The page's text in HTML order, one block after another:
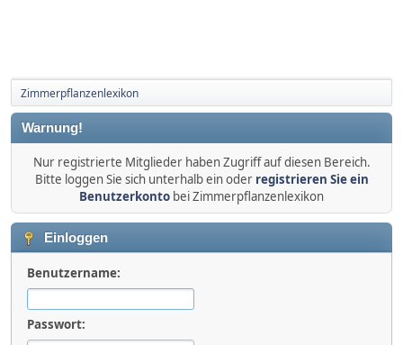
Zimmerpflanzenlexikon
Warnung!
Nur registrierte Mitglieder haben Zugriff auf diesen Bereich.
Bitte loggen Sie sich unterhalb ein oder registrieren Sie ein
Benutzerkonto bei Zimmerpflanzenlexikon
Einloggen
Benutzername:
Passwort: